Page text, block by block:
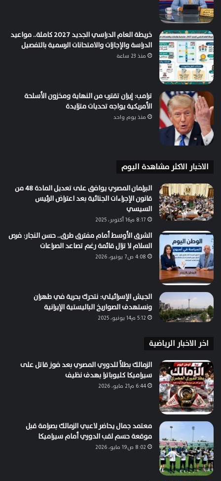
خريطة العام الدراسي الجديد 2027 كاملة.. مواعيد
الدراسة والإجازات والامتحانات الرسمية بالتفصيل
منذ 23 ساعة
ترامب: إيران تقترب من النهاية ومخزون الأسلحة
الأمريكية يواجه تحديات متزايدة
منذ يوم واحد
الاخبار الاكثر مشاهدة اليوم
البرلمان المصري يوافق على تعديل المادة 48 من
قانون الإجراءات الجنائية بعد اعتراض الرئيس
السيسي
8:17 م16 أكتوبر، 2025
الشرق الأوسط أمام مفترق طرق.. حسن النجار: فرص
السلام لا تزال قائمة رغم تصاعد الصراعات
4:08 ص7 يونيو، 2026
الجيش الإسرائيلي: نتحرك بحرية في طهران
ونستهدف الصواريخ الباليستية الإيرانية
5:12 م14 يونيو، 2025
اخر الاخبار الرياضية
الزمالك بطلاً للدوري المصري بعد فوز قاتل على
سيراميكا كليوباترا بهدف نظيف
6:44 م21 مايو، 2026
معتمد جمال يحاضر لاعبي الزمالك بصرامة قبل
موقعة حسم لقب الدوري أمام سيراميكا
8:02 ص19 مايو، 2026